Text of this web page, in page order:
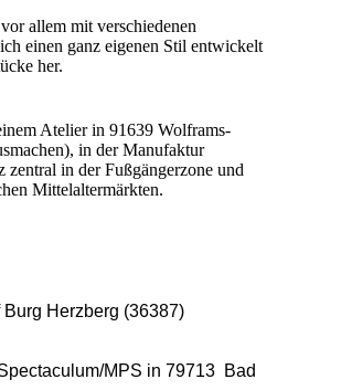
allem mit verschiedenen
ich einen ganz eigenen Stil entwickelt
her.
Atelier in 91639 Wolframs-
in der Manufaktur
zentral in der Fußgängerzone und
Mittelaltermärkten.
Herzberg (36387)
MPS in 79713 Bad